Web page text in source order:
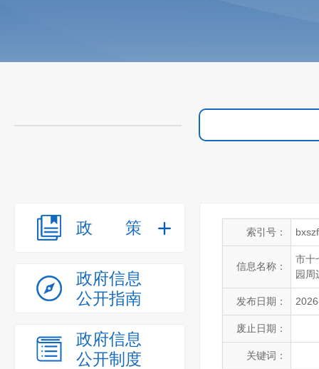
政策
政府信息
公开指南
政府信息
公开制度
索引号：
信息名称：
市十
园周
发布日期：
废止日期：
关键词：